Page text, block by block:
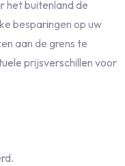
het buitenland de
besparingen op uw
aan de grens te
prijsverschillen voor